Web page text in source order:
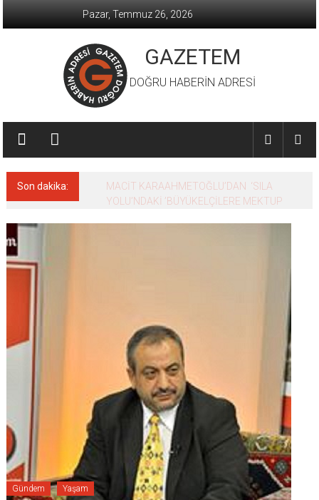
Pazar, Temmuz 26, 2026
GAZETEM
DOĞRU HABERİN ADRESİ
Son dakika:
MACİT KARAAHMETOĞLU’DAN ‘SILA
YOLU’NDAKİ ’BÜYÜKELÇİLERE MEKTUP
Gündem Yaşam